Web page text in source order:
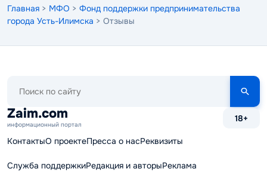
Главная > МФО > Фонд поддержки предпринимательства
города Усть-Илимска > Отзывы
сайту
Zaim.com
информационный портал
18+
КонтактыО проектеПресса о насРеквизиты
Служба поддержкиРедакция и авторыРеклама